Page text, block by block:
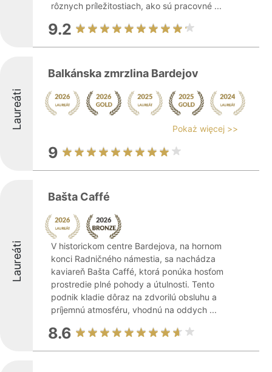
rôznych príležitostiach, ako sú pracovné ...
9.2
Laureáti
Balkánska zmrzlina Bardejov
Pokaż więcej >>
9
Laureáti
Bašta Caffé
V historickom centre Bardejova, na hornom
konci Radničného námestia, sa nachádza
kaviareň Bašta Caffé, ktorá ponúka hosťom
prostredie plné pohody a útulnosti. Tento
podnik kladie dôraz na zdvorilú obsluhu a
príjemnú atmosféru, vhodnú na oddych ...
8.6